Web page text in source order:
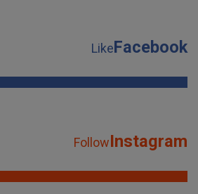
LikeFacebook
FollowInstagram